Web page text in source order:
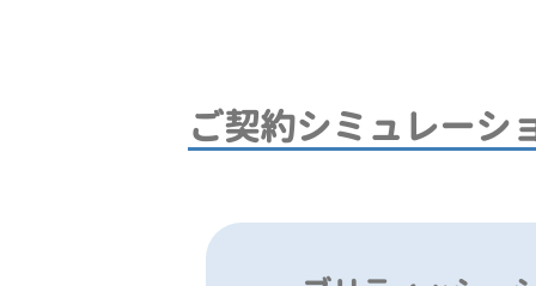
ご契約シミュレーシ